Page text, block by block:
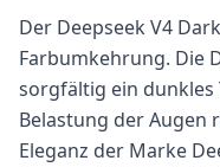
Der Deepseek V4
Farbumkehrung. Die
sorgfältig ein dunkles
Belastung der Augen
Eleganz der Marke